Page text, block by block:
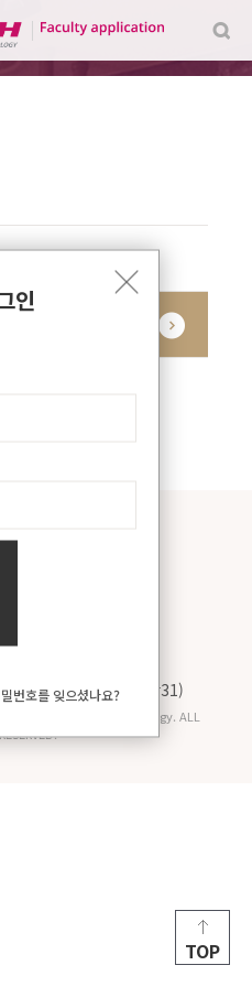
이메일무단수집거부
구 청암로 77(효자동 산31)
of Science and Technology. ALL
인
번호를 잊으셨나요?
TOP